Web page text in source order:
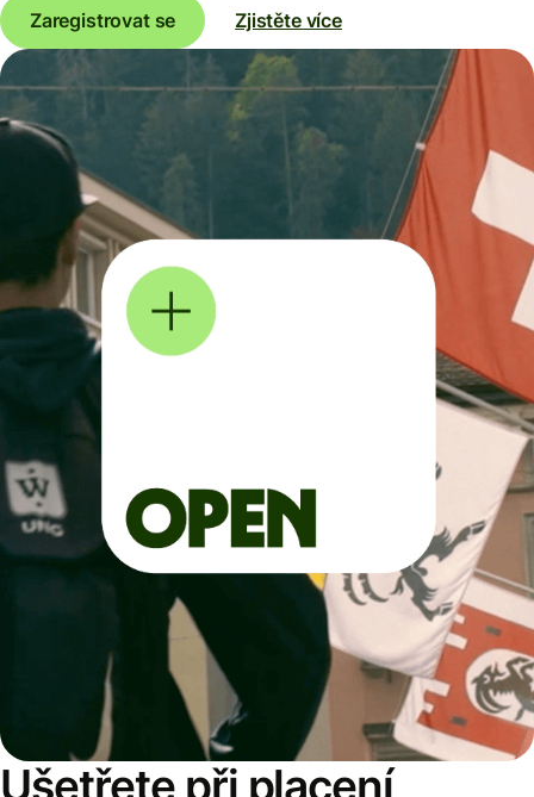
Zaregistrovat se Zjistěte více
Ušetřete při placení,